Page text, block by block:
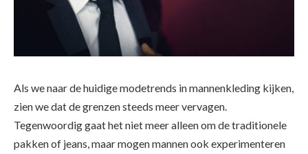
Als we naar de huidige modetrends in mannenkleding kijken,
zien we dat de grenzen steeds meer vervagen.
Tegenwoordig gaat het niet meer alleen om de traditionele
pakken of jeans, maar mogen mannen ook experimenteren